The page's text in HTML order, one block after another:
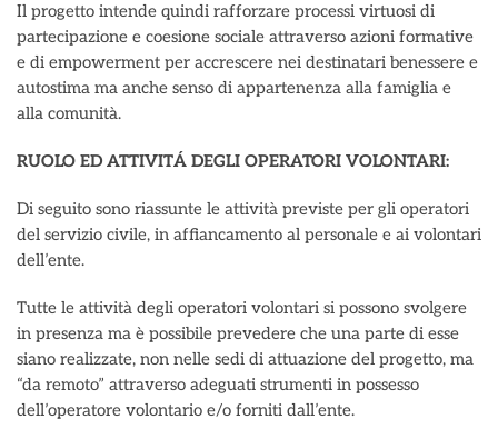
Il progetto intende quindi rafforzare processi virtuosi di
partecipazione e coesione sociale attraverso azioni formative
e di empowerment per accrescere nei destinatari benessere e
autostima ma anche senso di appartenenza alla famiglia e
alla comunità.
RUOLO ED ATTIVITÁ DEGLI OPERATORI VOLONTARI:
Di seguito sono riassunte le attività previste per gli operatori
del servizio civile, in affiancamento al personale e ai volontari
dell’ente.
Tutte le attività degli operatori volontari si possono svolgere
in presenza ma è possibile prevedere che una parte di esse
siano realizzate, non nelle sedi di attuazione del progetto, ma
“da remoto” attraverso adeguati strumenti in possesso
dell’operatore volontario e/o forniti dall’ente.